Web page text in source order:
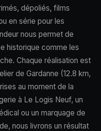
dépoliés, films
en série pour les
nous permet de
historique comme les
Chaque réalisation est
de Gardanne (12.8 km,
au moment de la
à Le Logis Neuf, un
ou un marquage de
nous livrons un résultat